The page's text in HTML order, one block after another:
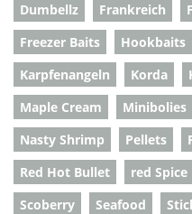
Dumbellz
Frankreich
Freezer Baits
Hookbaits
Karpfenangeln
Korda
Maple Cream
Minibolies
Nasty Shrimp
Pellets
Red Hot Bullet
red Spice
Scoberry
Seafood